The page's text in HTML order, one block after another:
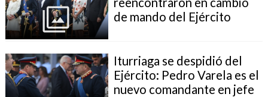
de mando del Ejército
Iturriaga se despidió del
Ejército: Pedro Varela es el
nuevo comandante en jefe